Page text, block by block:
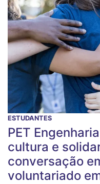
ESTUDANTES
PET
cultura e
conversação
voluntariado